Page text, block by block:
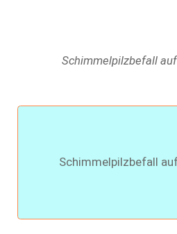
Schimmelpilzbefall
Schimmelpilzbefall